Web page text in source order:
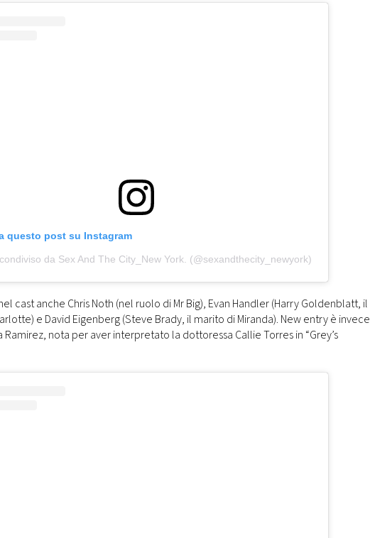
questo post su Instagram
da Sex And The City_New York. (@sexandthecity_newyork)
cast anche Chris Noth (nel ruolo di Mr Big), Evan Handler (Harry Goldenblatt, il
e David Eigenberg (Steve Brady, il marito di Miranda). New entry è invece
Ramirez, nota per aver interpretato la dottoressa Callie Torres in “Grey’s